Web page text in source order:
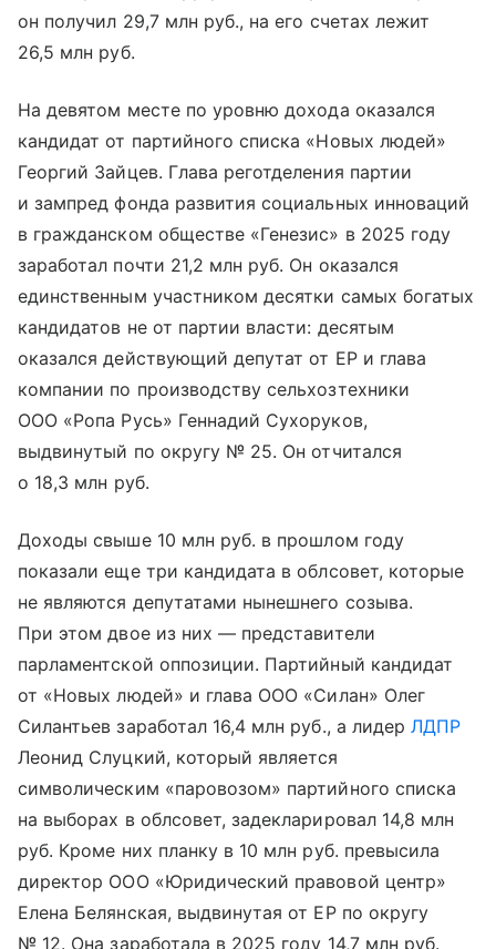
он получил 29,7 млн руб., на его счетах лежит
26,5 млн руб.
На девятом месте по уровню дохода оказался
кандидат от партийного списка «Новых людей»
Георгий Зайцев. Глава реготделения партии
и зампред фонда развития социальных инноваций
в гражданском обществе «Генезис» в 2025 году
заработал почти 21,2 млн руб. Он оказался
единственным участником десятки самых богатых
кандидатов не от партии власти: десятым
оказался действующий депутат от ЕР и глава
компании по производству сельхозтехники
ООО «Ропа Русь» Геннадий Сухоруков,
выдвинутый по округу № 25. Он отчитался
о 18,3 млн руб.
Доходы свыше 10 млн руб. в прошлом году
показали еще три кандидата в облсовет, которые
не являются депутатами нынешнего созыва.
При этом двое из них — представители
парламентской оппозиции. Партийный кандидат
от «Новых людей» и глава ООО «Силан» Олег
Силантьев заработал 16,4 млн руб., а лидерЛДПР
Леонид Слуцкий, который является
символическим «паровозом» партийного списка
на выборах в облсовет, задекларировал 14,8 млн
руб. Кроме них планку в 10 млн руб. превысила
директор ООО «Юридический правовой центр»
Елена Белянская, выдвинутая от ЕР по округу
№ 12. Она заработала в 2025 году 14,7 млн руб.